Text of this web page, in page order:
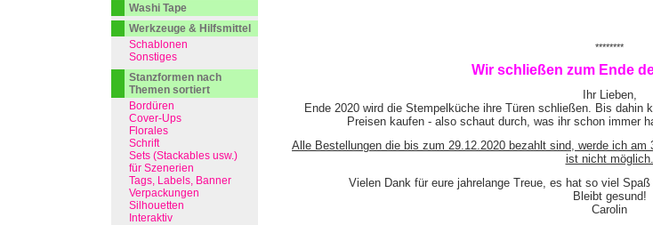
********
Wir schließen zum Ende
Ihr Lieben,
Ende 2020 wird die Stempelküche ihre Türen schließen. Bis dahin
Preisen kaufen - also schaut durch, was ihr schon immer
Alle Bestellungen die bis zum 29.12.2020 bezahlt sind, werde ich
ist nicht möglich.
Vielen Dank für eure jahrelange Treue, es hat so viel
Bleibt gesund!
Carolin
Washi Tape
Werkzeuge & Hilfsmittel
Schablonen
Sonstiges
Stanzformen nach
Themen sortiert
Bordüren
Cover-Ups
Florales
Schrift
Sets (Stackables usw.)
für Szenerien
Tags, Labels, Banner
Verpackungen
Silhouetten
Interaktiv